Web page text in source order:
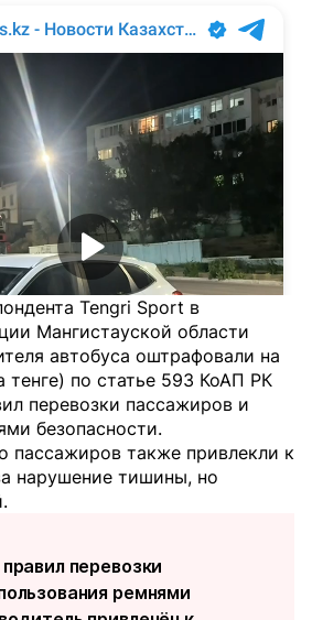
Tengri Sport в
Мангистауской области
автобуса оштрафовали на
по статье 593 КоАП РК
перевозки пассажиров и
безопасности.
пассажиров также привлекли к
нарушение тишины, но
перевозки
ремнями